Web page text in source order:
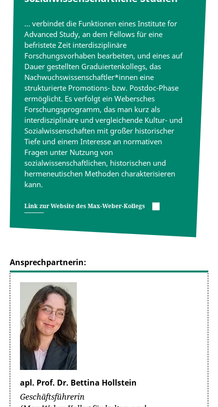
… verbindet die Funktionen eines Institute for
Advanced Study, an dem Fellows für eine
befristete Zeit interdisziplinäre
Forschungsvorhaben bearbeiten, und eines auf
Dauer gestellten Graduiertenkollegs, das
Nachwuchswissenschaftler*innen eine
strukturierte Promotions- bzw. Postdoc-Phase
ermöglicht. Es verfolgt ein Webersches
Forschungsprogramm, das man kurz als
interdisziplinäre und vergleichende Kultur- und
Sozialwissenschaften mit großer historischer
Tiefe und einem Interesse an normativen
Fragen unter Nutzung von
sozialwissenschaftlichen, historischen und
hermeneutischen Methoden charakterisieren
kann.
Link zur Website des Max-Weber-Kollegs
Ansprechpartnerin:
apl. Prof. Dr. Bettina Hollstein
Geschäftsführerin